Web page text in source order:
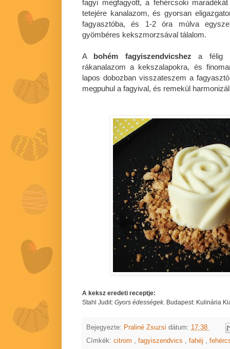
fagyi megfagyott, a fehércsoki
tetejére kanalazom, és gyorsan
fagyasztóba, és 1-2 óra múlva
gyömbéres kekszmorzsával tálalom.
A bohém fagyiszendvicshez a félig
rákanalazom a kekszalapokra, és
lapos dobozban visszateszem a
megpuhul a fagyival, és remekül
A keksz eredeti receptje:
Stahl Judit: Gyors édességek. Budapest: Kulinária
Bejegyezte: Praliné Zsuzsi dátum: 17:38
Címkék: citrom , fagyiszendvics , fahéj ,